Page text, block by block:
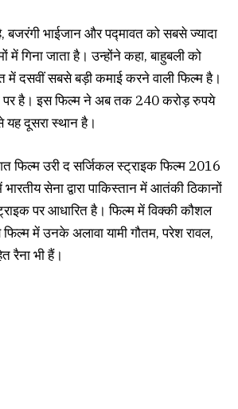
बजरंगी भाईजान और पद्मावत को सबसे ज्यादा
में गिना जाता है। उन्होंने कहा, बाहुबली को
में दसवीं सबसे बड़ी कमाई करने वाली फिल्म है।
पर है। इस फिल्म ने अब तक 240 करोड़ रुपये
दूसरा स्थान है।
फिल्म उरी द सर्जिकल स्ट्राइक फिल्म 2016
सेना द्वारा पाकिस्तान में आतंकी ठिकानों
पर आधारित है। फिल्म में विक्की कौशल
में उनके अलावा यामी गौतम, परेश रावल,
रैना भी हैं।